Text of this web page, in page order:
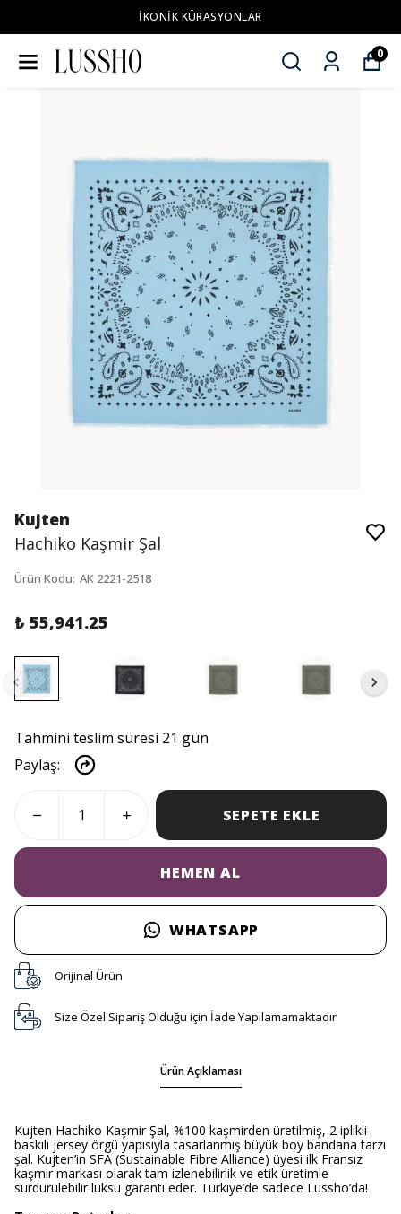
İKONİK KÜRASYONLAR
0
Kujten
Hachiko Kaşmir Şal
Ürün Kodu: AK 2221-2518
₺ 55,941.25
Tahmini teslim süresi 21 gün
Paylaş:
SEPETE EKLE
HEMEN AL
WHATSAPP
Orijinal Ürün
Size Özel Sipariş Olduğu için İade Yapılamamaktadır
Ürün Açıklaması
Kujten Hachiko Kaşmir Şal, %100 kaşmirden üretilmiş, 2 iplikli
baskılı jersey örgü yapısıyla tasarlanmış büyük boy bandana tarzı
şal. Kujten’in SFA (Sustainable Fibre Alliance) üyesi ilk Fransız
kaşmir markası olarak tam izlenebilirlik ve etik üretimle
sürdürülebilir lüksü garanti eder. Türkiye’de sadece Lussho’da!